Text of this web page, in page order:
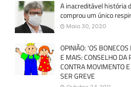
A inacreditável história
comprou um único
Maio 30, 2020
OPINIÃO: 'OS BONECOS
E MAIS: CONSELHO DA
CONTRA MOVIMENTO
SER GREVE